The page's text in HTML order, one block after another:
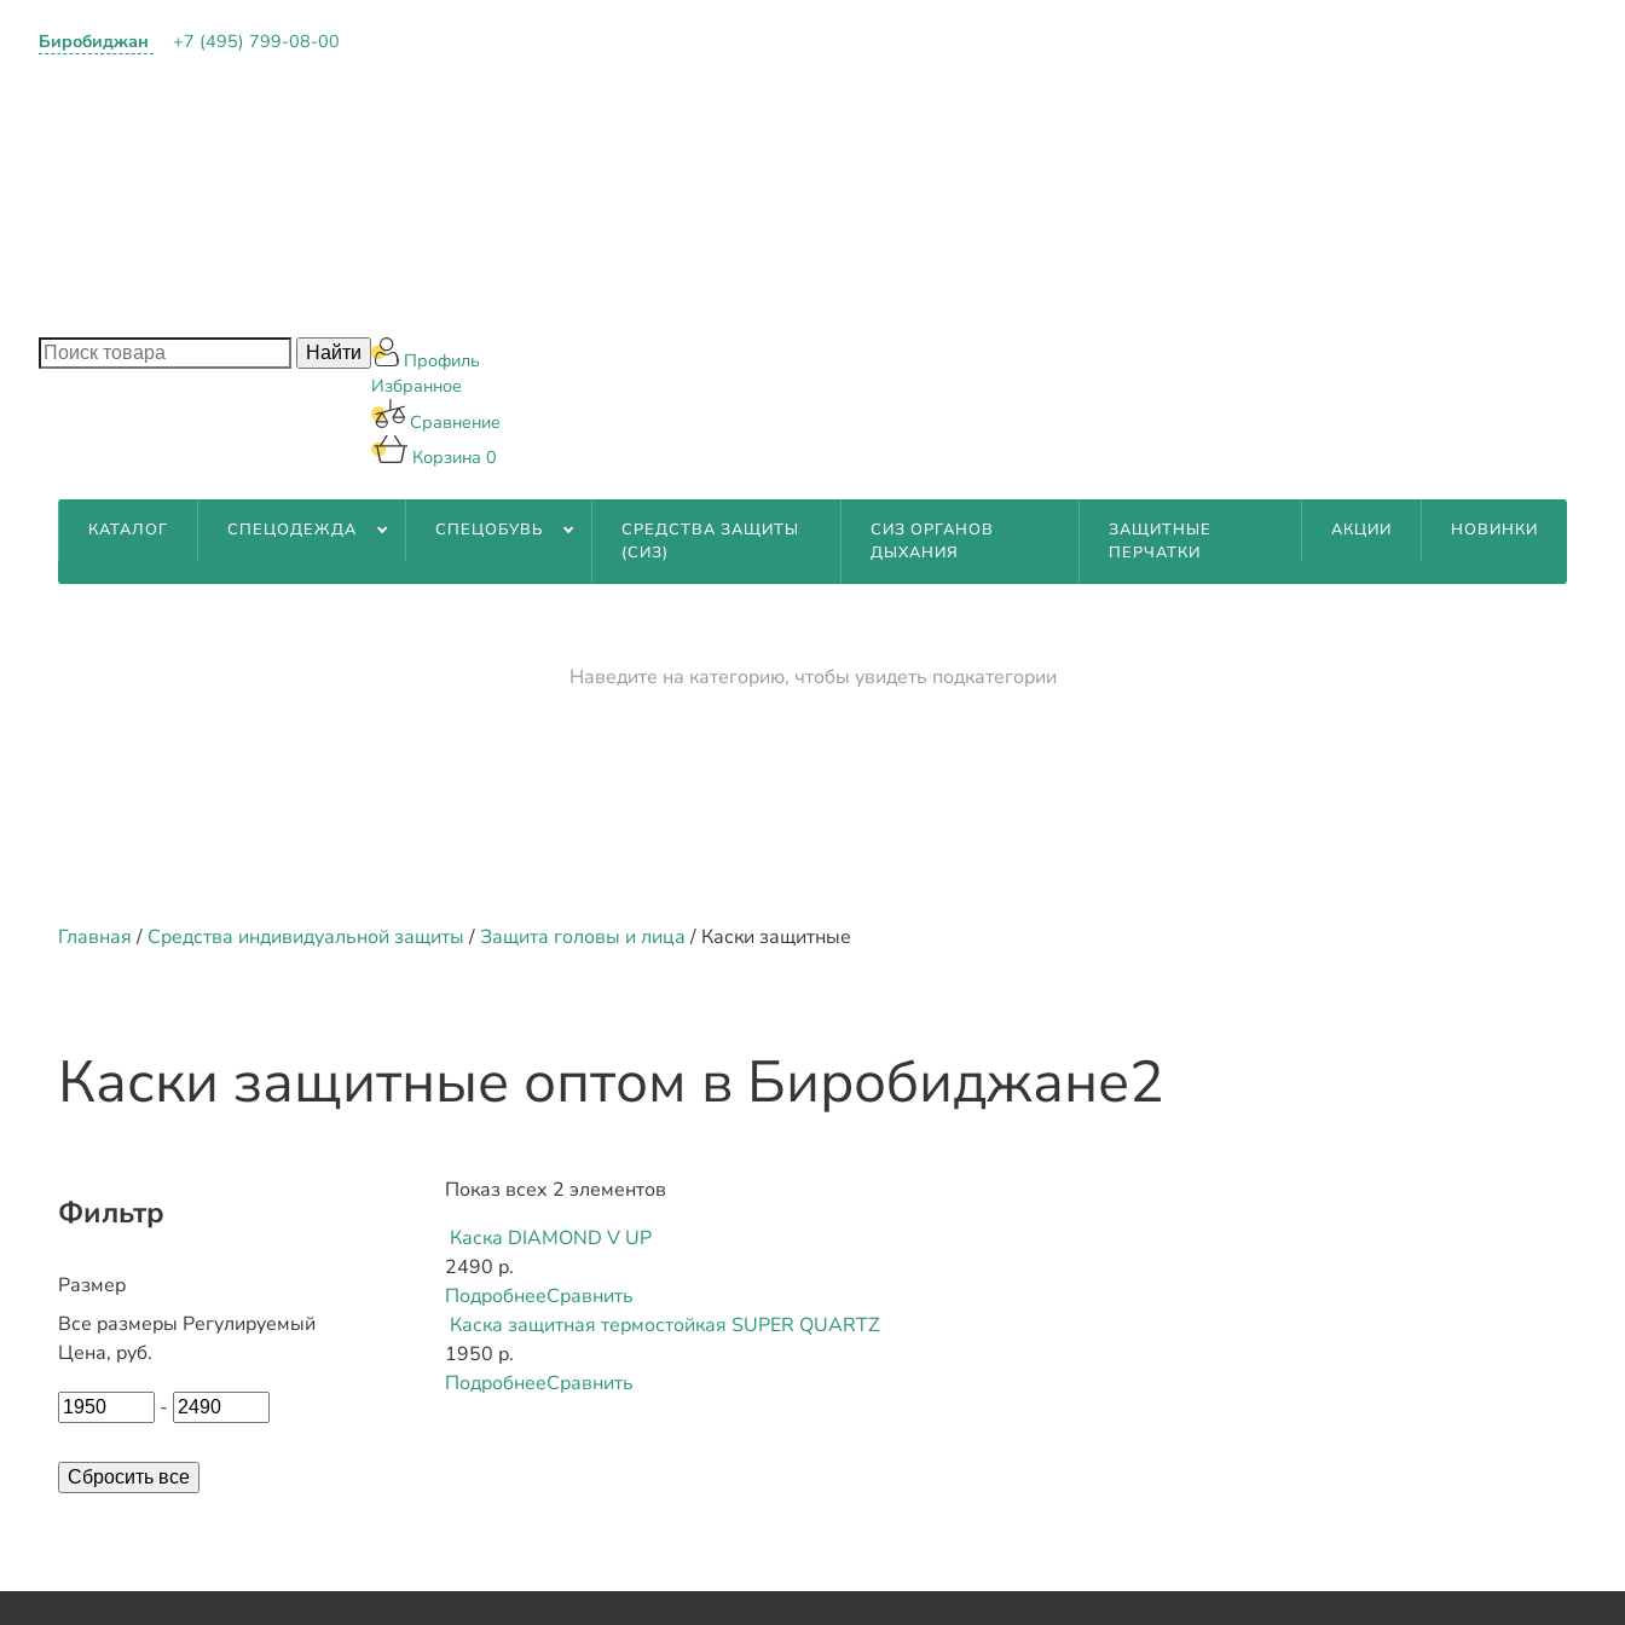
Биробиджан +7 (495) 799-08-00
Профиль
Избранное
Сравнение
Корзина 0
КАТАЛОГ СПЕЦОДЕЖДА СПЕЦОБУВЬ
СРЕДСТВА ЗАЩИТЫ
(СИЗ)
СИЗ ОРГАНОВ
ДЫХАНИЯ
ЗАЩИТНЫЕ
ПЕРЧАТКИ
АКЦИИ НОВИНКИ
Наведите на категорию, чтобы увидеть подкатегории
Главная/ Средства индивидуальной защиты/Защита головы и лица/ Каски защитные
Каски защитные оптом в Биробиджане2
Фильтр
Размер
Все размеры Регулируемый
Цена, руб.
-
Сбросить все
Показ всех 2 элементов
Каска DIAMOND V UP
2490 р.
ПодробнееСравнить
Каска защитная термостойкая SUPER QUARTZ
1950 р.
ПодробнееСравнить